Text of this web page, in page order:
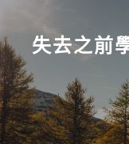
content
失去之前